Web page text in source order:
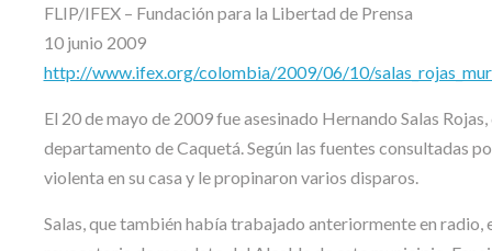
FLIP/IFEX – Fundación para la Libertad de Prensa
10 junio 2009
http://www.ifex.org/colombia/2009/06/10/
El 20 de mayo de 2009 fue asesinado Hernando Salas
departamento de Caquetá. Según las fuentes consultadas
violenta en su casa y le propinaron varios disparos.
Salas, que también había trabajado anteriormente en